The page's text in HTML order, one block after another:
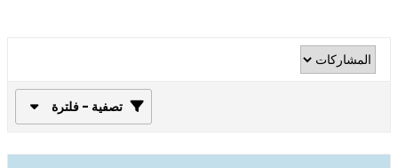
تصفية - فلترة